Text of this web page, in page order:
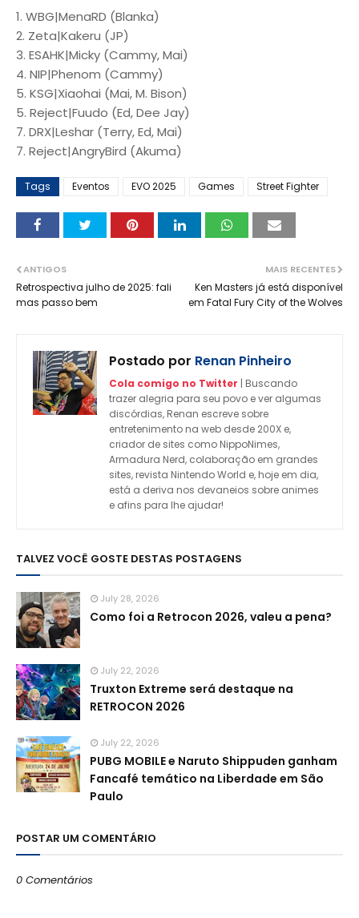
1. WBG|MenaRD (Blanka)
2. Zeta|Kakeru (JP)
3. ESAHK|Micky (Cammy, Mai)
4. NIP|Phenom (Cammy)
5. KSG|Xiaohai (Mai, M. Bison)
5. Reject|Fuudo (Ed, Dee Jay)
7. DRX|Leshar (Terry, Ed, Mai)
7. Reject|AngryBird (Akuma)
Tags Eventos EVO 2025 Games Street Fighter
MAIS RECENTES
Ken Masters já está disponível
em Fatal Fury City of the Wolves
ANTIGOS
Retrospectiva julho de 2025: fali
mas passo bem
Postado por Renan Pinheiro
Cola comigo no Twitter | Buscando
trazer alegria para seu povo e ver algumas
discórdias, Renan escreve sobre
entretenimento na web desde 200X e,
criador de sites como NippoNimes,
Armadura Nerd, colaboração em grandes
sites, revista Nintendo World e, hoje em dia,
está a deriva nos devaneios sobre animes
e afins para lhe ajudar!
TALVEZ VOCÊ GOSTE DESTAS POSTAGENS
July 28, 2026
Como foi a Retrocon 2026, valeu a pena?
July 22, 2026
Truxton Extreme será destaque na
RETROCON 2026
July 22, 2026
PUBG MOBILE e Naruto Shippuden ganham
Fancafé temático na Liberdade em São
Paulo
POSTAR UM COMENTÁRIO
0 Comentários